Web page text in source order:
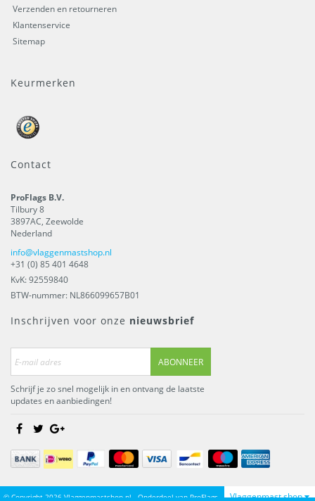
Verzenden en retourneren
Klantenservice
Sitemap
Keurmerken
Contact
ProFlags B.V.
Tilbury 8
3897AC, Zeewolde
Nederland
info@vlaggenmastshop.nl
+31 (0) 85 401 4648
KvK: 92559840
BTW-nummer: NL866099657B01
Inschrijven voor onze nieuwsbrief
ABONNEER
Schrijf je zo snel mogelijk in en ontvang de laatste
updates en aanbiedingen!
Vlaggenmast shop
© Copyright 2026 Vlaggenmastshop.nl - Onderdeel van ProFlags